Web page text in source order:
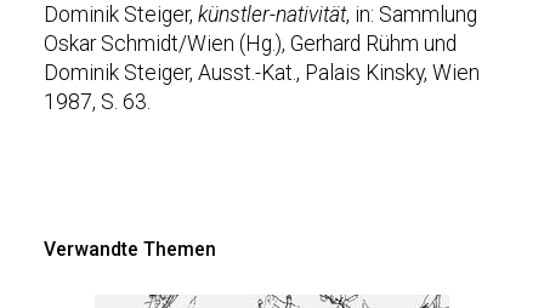
Dominik Steiger, künstler-nativität, in: Sammlung
Oskar Schmidt/Wien (Hg.), Gerhard Rühm und
Dominik Steiger, Ausst.-Kat., Palais Kinsky, Wien
1987, S. 63.
Verwandte Themen